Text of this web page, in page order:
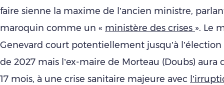
faire sienne la maxime de l’ancien ministre,
maroquin comme un « ministère des crises ». Le
Genevard court potentiellement jusqu’à
de 2027 mais l’ex-maire de Morteau (Doubs) aura
17 mois, à une crise sanitaire majeure avec